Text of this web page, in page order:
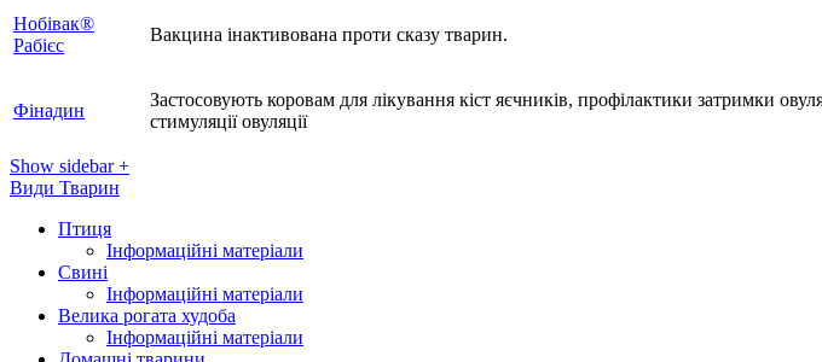
Нобівак®
Рабієс
Вакцина інактивована проти сказу тварин.
Фінадин
Застосовують коровам для лікування кіст яєчників, профілактики затримки
стимуляції овуляції
Show sidebar+
Види Тварин
Птиця
Інформаційні матеріали
Свині
Інформаційні матеріали
Велика рогата худоба
Інформаційні матеріали